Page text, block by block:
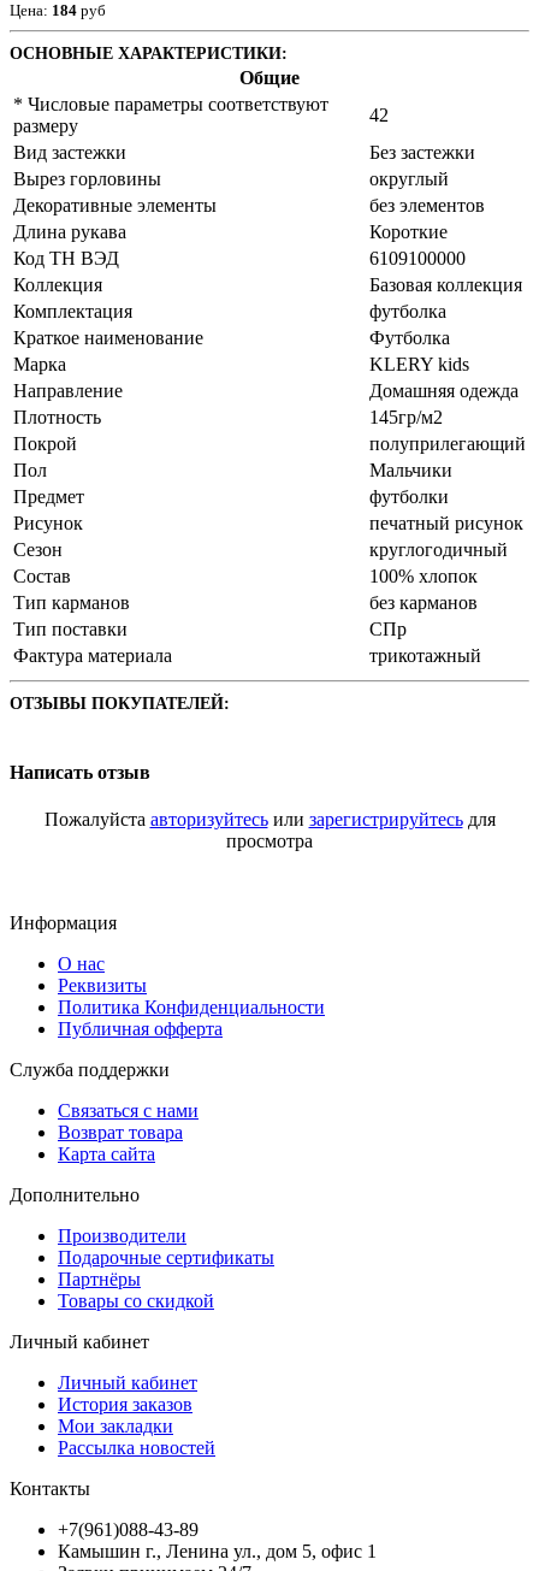
Цена: 184 руб
ОСНОВНЫЕ ХАРАКТЕРИСТИКИ:
Общие
* Числовые параметры соответствуют
размеру
42
Вид застежки
Без застежки
Вырез горловины
округлый
Декоративные элементы
без элементов
Длина рукава
Короткие
Код ТН ВЭД
6109100000
Коллекция
Базовая коллекция
Комплектация
футболка
Краткое наименование
Футболка
Марка
KLERY kids
Направление
Домашняя одежда
Плотность
145гр/м2
Покрой
полуприлегающий
Пол
Мальчики
Предмет
футболки
Рисунок
печатный рисунок
Сезон
круглогодичный
Состав
100% хлопок
Тип карманов
без карманов
Тип поставки
СПр
Фактура материала
трикотажный
ОТЗЫВЫ ПОКУПАТЕЛЕЙ:
Написать отзыв
Пожалуйста авторизуйтесьили зарегистрируйтесьдля
просмотра
Информация
О нас
Реквизиты
Политика Конфиденциальности
Публичная офферта
Служба поддержки
Связаться с нами
Возврат товара
Карта сайта
Дополнительно
Производители
Подарочные сертификаты
Партнёры
Товары со скидкой
Личный кабинет
Личный кабинет
История заказов
Мои закладки
Рассылка новостей
Контакты
+7(961)088-43-89
Камышин г., Ленина ул., дом 5, офис 1